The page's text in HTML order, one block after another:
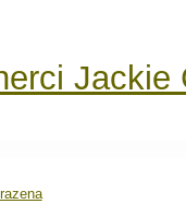
Jackie